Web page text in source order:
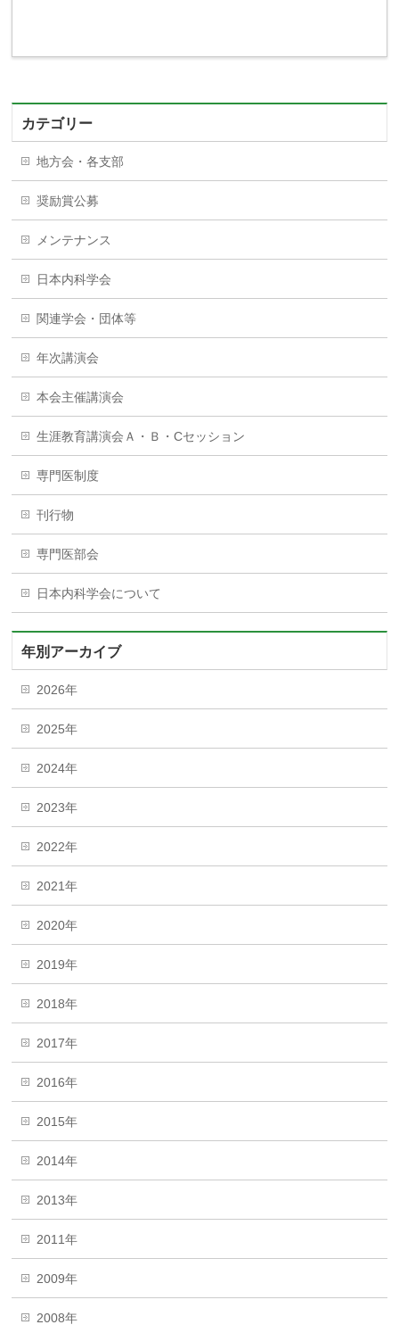
カテゴリー
地方会・各支部
奨励賞公募
メンテナンス
日本内科学会
関連学会・団体等
年次講演会
本会主催講演会
生涯教育講演会Ａ・Ｂ・Cセッション
専門医制度
刊行物
専門医部会
日本内科学会について
年別アーカイブ
2026年
2025年
2024年
2023年
2022年
2021年
2020年
2019年
2018年
2017年
2016年
2015年
2014年
2013年
2011年
2009年
2008年